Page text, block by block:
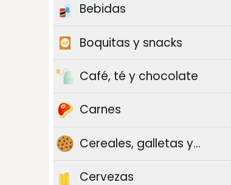
Bebidas
Boquitas y snacks
Café, té y chocolate
Carnes
Cereales, galletas y
Cervezas